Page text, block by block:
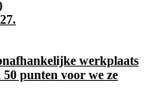
werkplaats
punten voor we ze